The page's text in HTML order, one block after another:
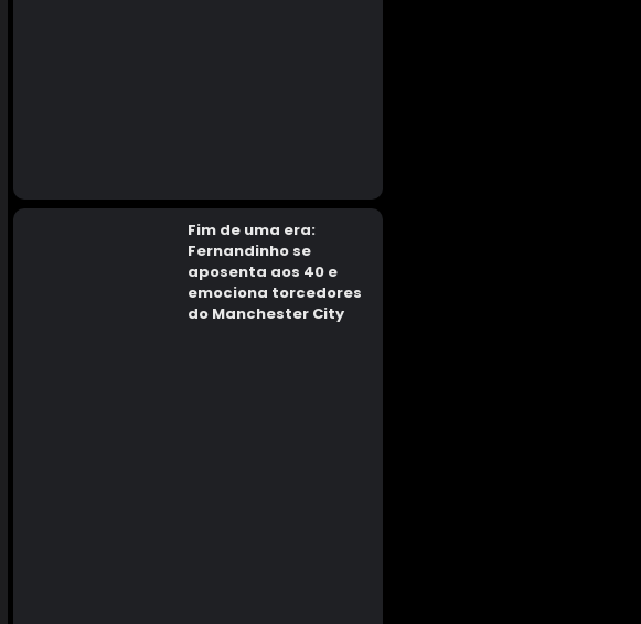
Fim de uma era:
Fernandinho se
aposenta aos 40 e
emociona torcedores
do Manchester City